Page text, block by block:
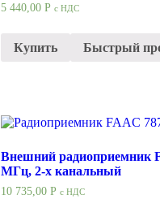
5 440,00 Р с НДС
Купить Быстрый
Внешний радиоприемник
МГц, 2-х канальный
10 735,00 Р с НДС